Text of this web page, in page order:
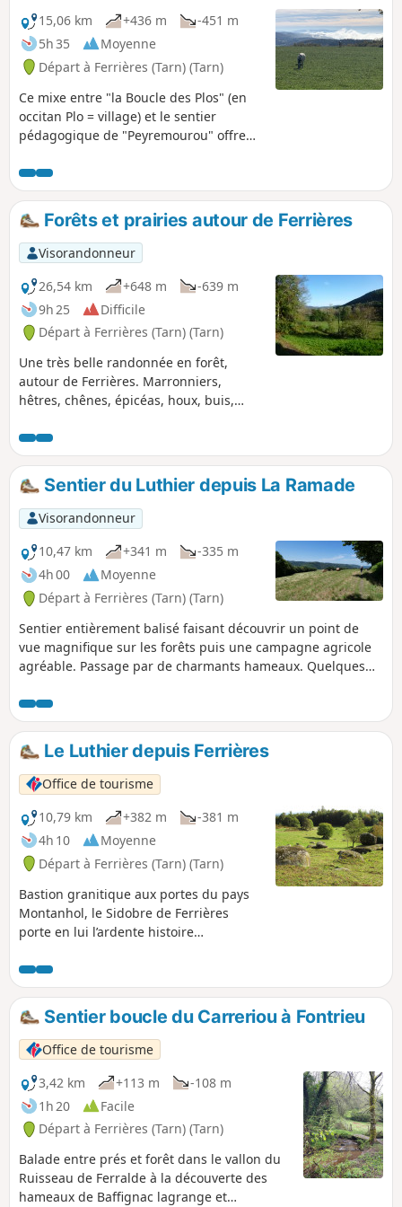
boisée sur l’échine granitique du Puech Margot. Dans ce
paysage, entre coupes récentes et vieilles futaies, le cri du
busard et le martèlement du pic font souvent écho au
souffle du vent dans les ramures.
15,06 km
+436 m
-451 m
5h 35
Moyenne
Départ à Ferrières (Tarn) (Tarn)
Ce mixe entre "la Boucle des Plos" (en
occitan Plo = village) et le sentier
pédagogique de "Peyremourou" offre
l'ancienne voie ferrée Castres-Brassac
en surplomb de l'Agout, les rochers
granitiques en montant sur
Peyremourou, les villages de Pébiau et
Casalits dans leur écrin montagnard, les
prairies d'alpage du plateau qui les
surplombent, l'imposant château de
Ferrières pour finir.
Forêts et prairies autour de Ferrières
Visorandonneur
26,54 km
+648 m
-639 m
9h 25
Difficile
Départ à Ferrières (Tarn) (Tarn)
Une très belle randonnée en forêt,
autour de Ferrières. Marronniers,
hêtres, chênes, épicéas, houx, buis,
pour notre plaisir. Randonnée
recommandée vers la mi-novembre,
quand les hêtres ont pris leurs couleurs
d'automne.
Sentier du Luthier depuis La Ramade
Visorandonneur
10,47 km
+341 m
-335 m
4h 00
Moyenne
Départ à Ferrières (Tarn) (Tarn)
Sentier entièrement balisé faisant découvrir un point de
vue magnifique sur les forêts puis une campagne agricole
agréable. Passage par de charmants hameaux. Quelques
partie ombragé, bienvenu en été.
Le Luthier depuis Ferrières
Office de tourisme
10,79 km
+382 m
-381 m
4h 10
Moyenne
Départ à Ferrières (Tarn) (Tarn)
Bastion granitique aux portes du pays
Montanhol, le Sidobre de Ferrières
porte en lui l’ardente histoire
et murets, les pierres racontent un
Sidobre de jadis. À Peyremourou, il
dresse ses rocs les plus sauvages.
Sentier boucle du Carreriou à Fontrieu
Office de tourisme
3,42 km
+113 m
-108 m
1h 20
Facile
Départ à Ferrières (Tarn) (Tarn)
Balade entre prés et forêt dans le vallon du
Ruisseau de Ferralde à la découverte des
hameaux de Baffignac lagrange et